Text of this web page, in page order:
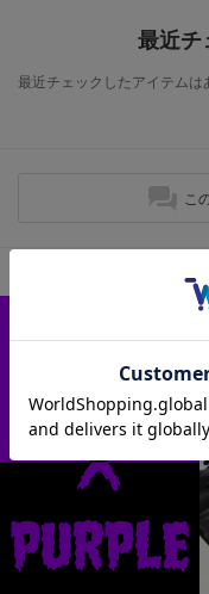
最近チ
最近チェックしたアイテムは
こ